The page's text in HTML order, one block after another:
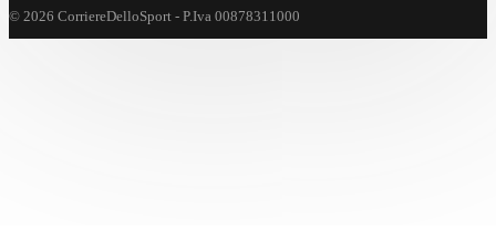
© 2026 CorriereDelloSport - P.Iva 00878311000